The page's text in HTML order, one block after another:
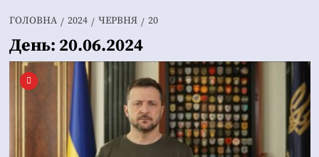
ГОЛОВНА 2024 ЧЕРВНЯ 20
День: 20.06.2024